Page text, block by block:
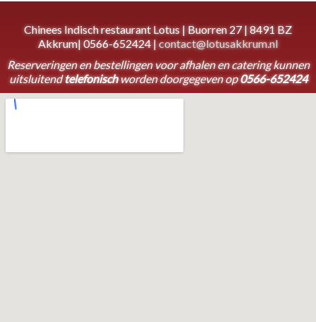
Chinees Indisch restaurant Lotus | Buorren 27 | 8491 BZ
Akkrum| 0566-652424 |contact@lotusakkrum.nl
Reserveringen en bestellingen voor afhalen en catering kunnen
uitsluitendtelefonischworden doorgegeven op0566-652424